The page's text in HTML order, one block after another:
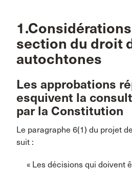
section du droit
autochtones
Les approbations
esquivent la
par la Constitution
Le paragraphe 6(1) du projet
suit :
« Les décisions qui doivent